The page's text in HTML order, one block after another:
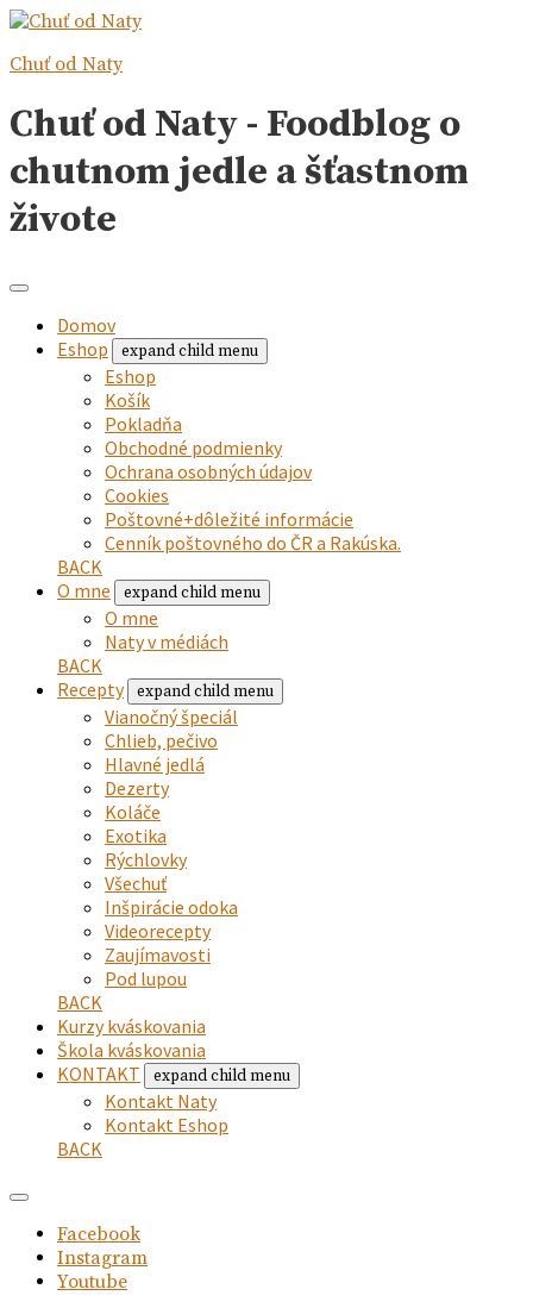
Chuť od Naty
Chuť od Naty - Foodblog o
chutnom jedle a šťastnom
živote
Domov
Eshop
expand child menu
Eshop
Košík
Pokladňa
Obchodné podmienky
Ochrana osobných údajov
Cookies
Poštovné+dôležité informácie
Cenník poštovného do ČR a Rakúska.
BACK
O mne
expand child menu
O mne
Naty v médiách
BACK
Recepty
expand child menu
Vianočný špeciál
Chlieb, pečivo
Hlavné jedlá
Dezerty
Koláče
Exotika
Rýchlovky
Všechuť
Inšpirácie odoka
Videorecepty
Zaujímavosti
Pod lupou
BACK
Kurzy kváskovania
Škola kváskovania
KONTAKT
expand child menu
Kontakt Naty
Kontakt Eshop
BACK
Facebook
Instagram
Youtube